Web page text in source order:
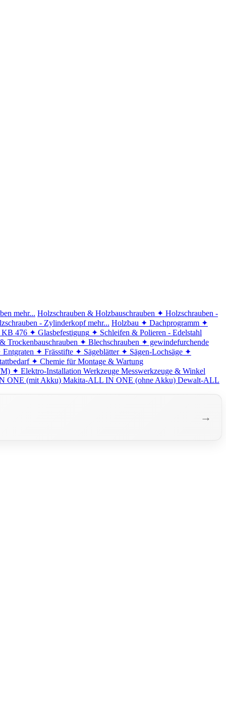
mehr... Holzschrauben & Holzbauschrauben ✦ Holzschrauben -
- Zylinderkopf mehr... Holzbau ✦ Dachprogramm ✦
KB 476 ✦ Glasbefestigung ✦ Schleifen & Polieren - Edelstahl
Trockenbauschrauben ✦ Blechschrauben ✦ gewindefurchende
✦ Frässtifte ✦ Sägeblätter ✦ Sägen-Lochsäge ✦
✦ Chemie für Montage & Wartung
✦ Elektro-Installation Werkzeuge Messwerkzeuge & Winkel
ONE (mit Akku) Makita-ALL IN ONE (ohne Akku) Dewalt-ALL
→